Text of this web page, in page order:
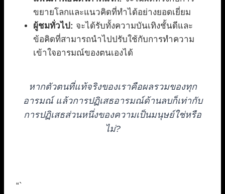
ขยายโลกและแนวคิดที่ทำได้อย่างยอดเยี่ยม
ผู้ชมทั่วไป: จะได้รับทั้งความบันเทิงชั้นดีและ
ข้อคิดที่สามารถนำไปปรับใช้กับการทำความ
เข้าใจอารมณ์ของตนเองได้
หากตัวตนที่แท้จริงของเราคือผลรวมของทุก
อารมณ์ แล้วการปฏิเสธอารมณ์ด้านลบก็เท่ากับ
การปฏิเสธส่วนหนึ่งของความเป็นมนุษย์ใช่หรือ
ไม่?
“`